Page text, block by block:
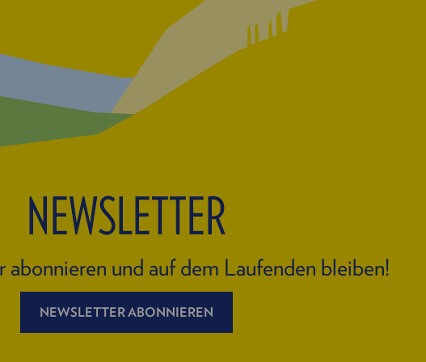
NEWSLETTER
und auf dem Laufenden bleiben!
NEWSLETTER ABONNIEREN